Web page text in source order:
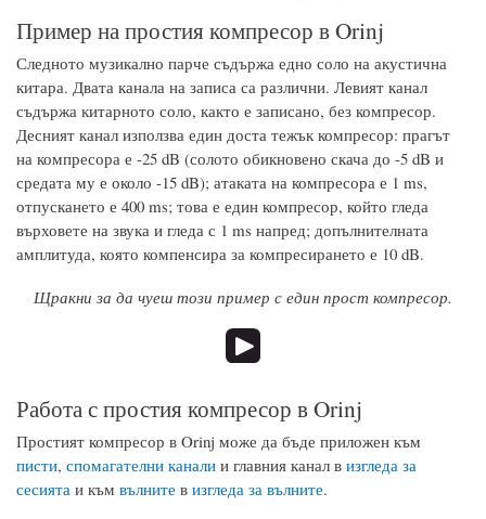
Пример на простия компресор в Orinj
Следното музикално парче съдържа едно соло на акустична
китара. Двата канала на записа са различни. Левият канал
съдържа китарното соло, както е записано, без компресор.
Десният канал използва един доста тежък компресор: прагът
на компресора е -25 dB (солото обикновено скача до -5 dB и
средата му е около -15 dB); атаката на компресора е 1 ms,
отпускането е 400 ms; това е един компресор, който гледа
върховете на звука и гледа с 1 ms напред; допълнителната
амплитуда, която компенсира за компресирането е 10 dB.
Щракни за да чуеш този пример с един прост компресор.
Работа с простия компресор в Orinj
Простият компресор в Orinj може да бъде приложен към
писти, спомагателни канали и главния канал в изгледа за
сесията и към вълните в изгледа за вълните.